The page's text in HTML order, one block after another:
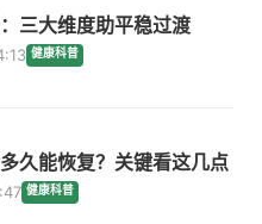
三大维度助平稳过渡
健康科普
久能恢复？关键看这几点
健康科普